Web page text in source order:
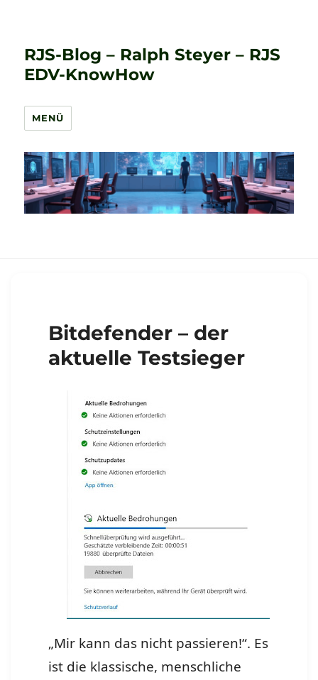
RJS-Blog – Ralph Steyer – RJS
EDV-KnowHow
MENÜ
Bitdefender – der
aktuelle Testsieger
„Mir kann das nicht passieren!“. Es
ist die klassische, menschliche